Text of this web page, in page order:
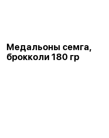
Медальоны семга,
брокколи 180 гр